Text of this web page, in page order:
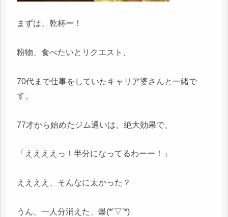
まずは、乾杯ー！
粉物、食べたいとリクエスト、
70代まで仕事をしていたキャリア婆さんと一緒で
す。
77才から始めたジム通いは、絶大効果で、
「ええええっ！半分になってるわーー！」
ええええ、そんなに太かった？
うん、一人分消えた、爆(*’▽’*)